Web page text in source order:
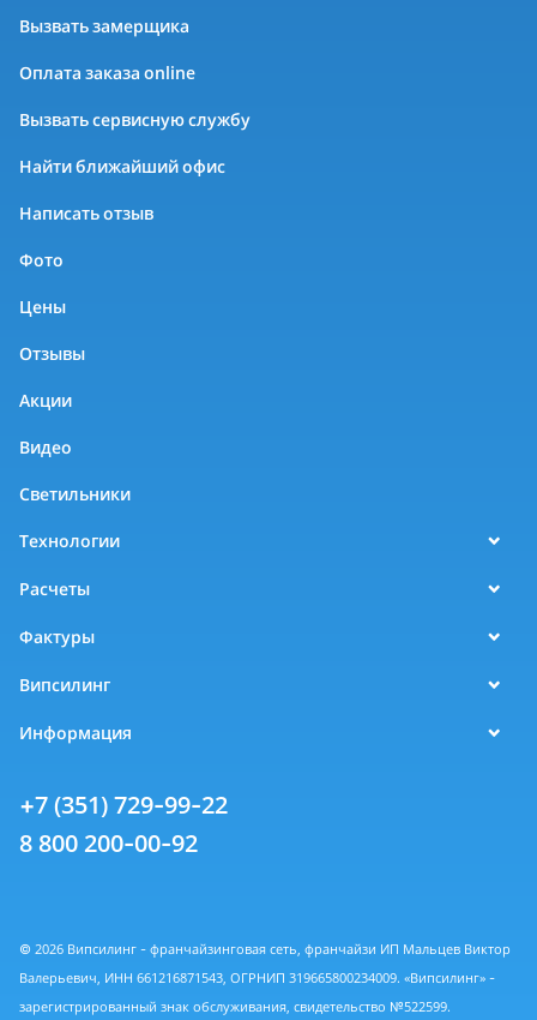
Вызвать замерщика
Оплата заказа online
Вызвать сервисную службу
Найти ближайший офис
Написать отзыв
Фото
Цены
Отзывы
Акции
Видео
Светильники
Технологии
Расчеты
Фактуры
Випсилинг
Информация
+7 (351) 729-99-22
8 800 200-00-92
© 2026 Випсилинг - франчайзинговая сеть, франчайзи ИП Мальцев Виктор
Валерьевич, ИНН 661216871543, ОГРНИП 319665800234009. «Випсилинг» -
зарегистрированный знак обслуживания, свидетельство №522599.